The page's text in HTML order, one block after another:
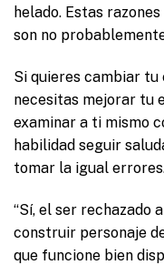
helado. Estas
son no
Si quieres cambiar
necesitas mejorar tu
examinar a ti mismo
habilidad seguir
tomar la igual
“Sí, el ser rechazado
construir personaje
que funcione bien